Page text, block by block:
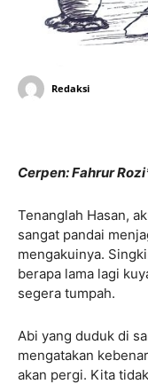
Redaksi
Cerpen: Fahrur Rozi
Tenanglah Hasan,
sangat pandai
mengakuinya.
berapa lama lagi
segera tumpah.
Abi yang duduk di
mengatakan
akan pergi. Kita